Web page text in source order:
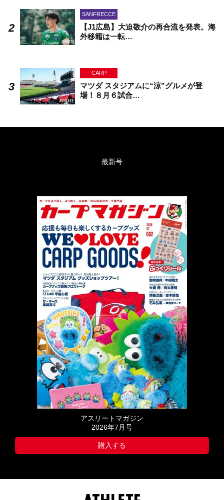
SANFRECCE
【J1広島】大迫敬介の再合流を発表。海
外移籍は一転…
CARP
マツダ スタジアムに“涼”グルメが登
場！８月６試合…
最新号
アスリートマガジン
2026年7月号
購入する